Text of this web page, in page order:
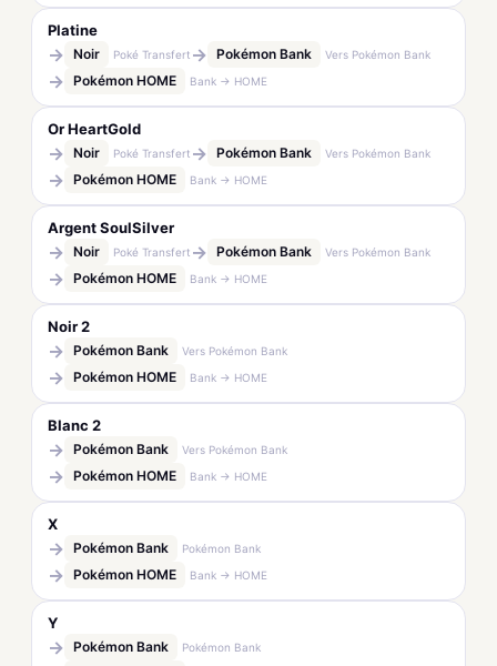
Platine
→ Noir Poké Transfert → Pokémon Bank Vers Pokémon Bank
→ Pokémon HOME Bank → HOME
Or HeartGold
→ Noir Poké Transfert → Pokémon Bank Vers Pokémon Bank
→ Pokémon HOME Bank → HOME
Argent SoulSilver
→ Noir Poké Transfert → Pokémon Bank Vers Pokémon Bank
→ Pokémon HOME Bank → HOME
Noir 2
→ Pokémon Bank Vers Pokémon Bank
→ Pokémon HOME Bank → HOME
Blanc 2
→ Pokémon Bank Vers Pokémon Bank
→ Pokémon HOME Bank → HOME
X
→ Pokémon Bank Pokémon Bank
→ Pokémon HOME Bank → HOME
Y
→ Pokémon Bank Pokémon Bank